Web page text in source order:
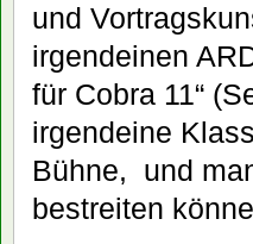
und
irgendeinen
für Cobra 11“
irgendeine
Bühne, und
bestreiten